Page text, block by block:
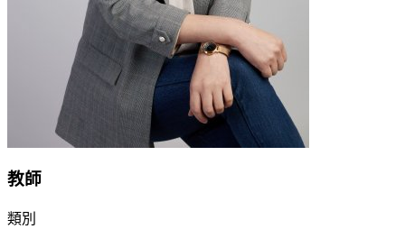
教師
類別